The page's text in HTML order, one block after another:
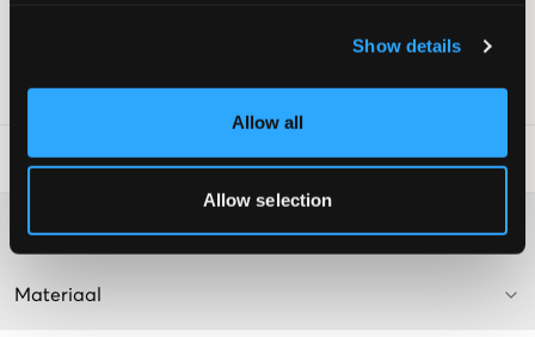
Show details
Allow all
Allow selection
SKU:112482-002
Laundry Advice:
Washing advice
Materiaal